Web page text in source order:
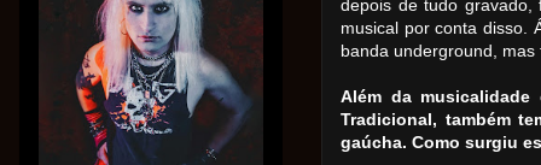
depois de tudo gravado,
musical por conta disso.
banda underground,
Além da
Tradicional, também
gaúcha. Como surgiu